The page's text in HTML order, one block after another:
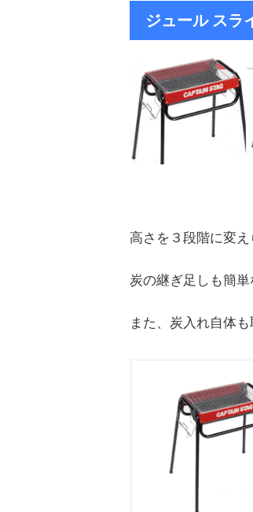
ジュール スラ
高さを３段階に変え
炭の継ぎ足しも簡単
また、炭入れ自体